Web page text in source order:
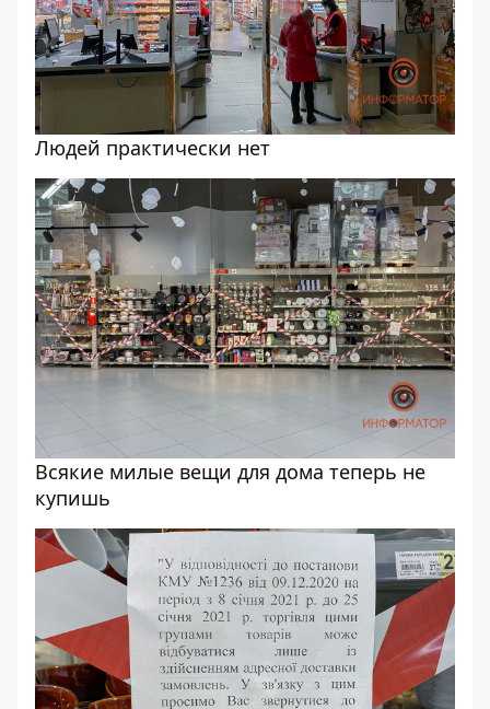
Людей практически нет
Всякие милые вещи для дома теперь не
купишь